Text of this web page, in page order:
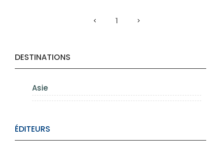
DESTINATIONS
Asie
ÉDITEURS
1